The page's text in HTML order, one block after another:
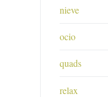
nieve
ocio
quads
relax